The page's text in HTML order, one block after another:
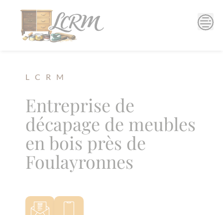
L C R M
Entreprise de
décapage de meubles
en bois près de
Foulayronnes